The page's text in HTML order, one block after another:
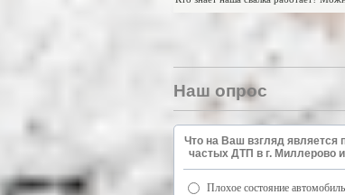
Наш опрос
Что на Ваш взгляд является
частых ДТП в г. Миллерово
Плохое состояние